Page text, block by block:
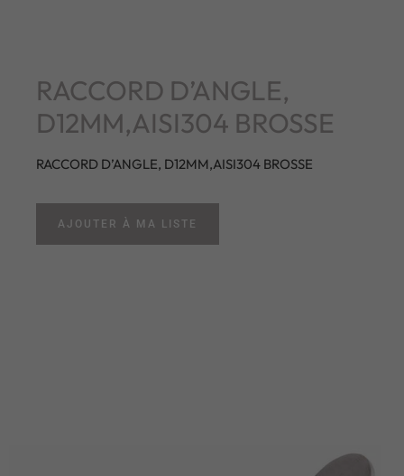
RACCORD D’ANGLE,
D12MM,AISI304 BROSSE
RACCORD D’ANGLE, D12MM,AISI304 BROSSE
AJOUTER À MA LISTE